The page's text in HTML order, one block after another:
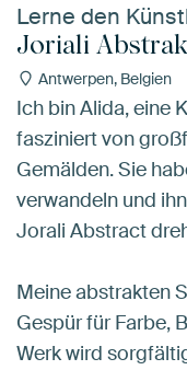
Lerne den
Joriali
Antwerpen, Belgien
Ich bin Alida, eine
fasziniert von
Gemälden. Sie
verwandeln und
Jorali Abstract
Meine abstrakten
Gespür für Farbe,
Werk wird